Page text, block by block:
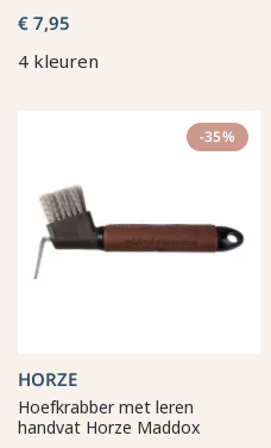
€ 7,95
4 kleuren
-35%
HORZE
Hoefkrabber met leren
handvat Horze Maddox